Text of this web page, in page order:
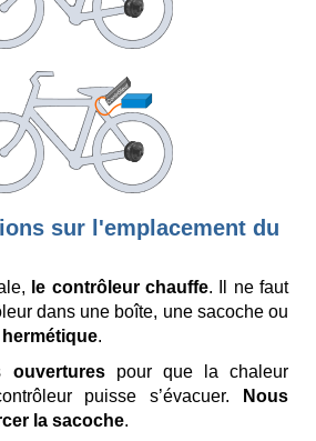
sur l'emplacement du
le contrôleur chauffe. Il ne faut
dans une boîte, une sacoche ou
hermétique.
ouvertures
pour que la chaleur
puisse s’évacuer.
Nous
la sacoche.